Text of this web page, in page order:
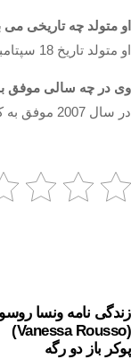
او متولد چه تاریخی می
او متولد تاریخ 18 سپتامبر سال 1988 میلادی می باشد.
وی در چه سالی موفق
در سال 2007 موفق به کسب قهرمانی شد.
زندگی نامه ونسا روسو
(Vanessa Rousso)
پوکر باز دو رگه